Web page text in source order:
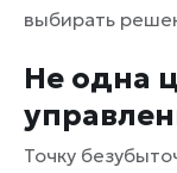
выбирать
Не одна
Точку